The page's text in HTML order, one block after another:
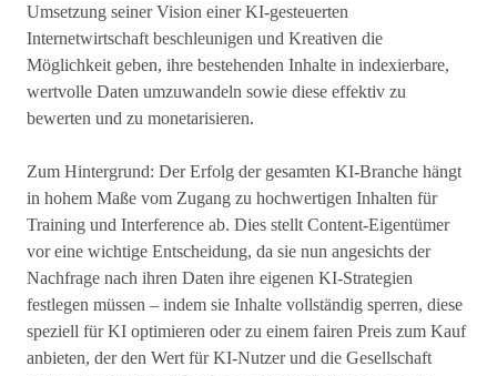
Umsetzung seiner Vision einer KI-gesteuerten
Internetwirtschaft beschleunigen und Kreativen die
Möglichkeit geben, ihre bestehenden Inhalte in indexierbare,
wertvolle Daten umzuwandeln sowie diese effektiv zu
bewerten und zu monetarisieren.
Zum Hintergrund: Der Erfolg der gesamten KI-Branche hängt
in hohem Maße vom Zugang zu hochwertigen Inhalten für
Training und Interference ab. Dies stellt Content-Eigentümer
vor eine wichtige Entscheidung, da sie nun angesichts der
Nachfrage nach ihren Daten ihre eigenen KI-Strategien
festlegen müssen – indem sie Inhalte vollständig sperren, diese
speziell für KI optimieren oder zu einem fairen Preis zum Kauf
anbieten, der den Wert für KI-Nutzer und die Gesellschaft